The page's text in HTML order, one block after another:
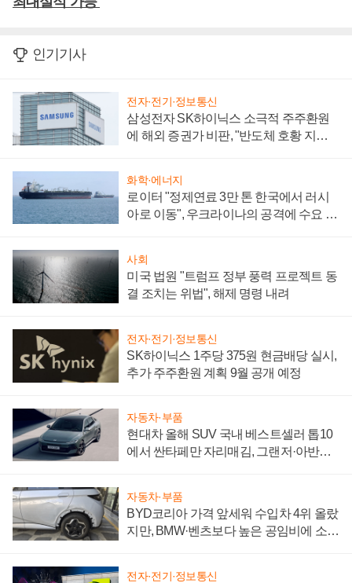
인기기사
전자·전기·정보통신
삼성전자 SK하이닉스 소극적 주주환원
에 해외 증권가 비판, "반도체 호황 지속
화학·에너지
로이터 "정제연료 3만 톤 한국에서 러시
아로 이동", 우크라이나의 공격에 수요 늘
사회
미국 법원 "트럼프 정부 풍력 프로젝트 동
결 조치는 위법", 해제 명령 내려
전자·전기·정보통신
SK하이닉스 1주당 375원 현금배당 실시,
추가 주주환원 계획 9월 공개 예정
자동차·부품
현대차 올해 SUV 국내 베스트셀러 톱10
에서 싼타페만 자리매김, 그랜저·아반떼
자동차·부품
BYD코리아 가격 앞세워 수입차 4위 올랐
지만, BMW·벤츠보다 높은 공임비에 소비
전자·전기·정보통신